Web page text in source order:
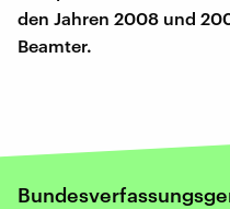
den Jahren 2008 und
Beamter.